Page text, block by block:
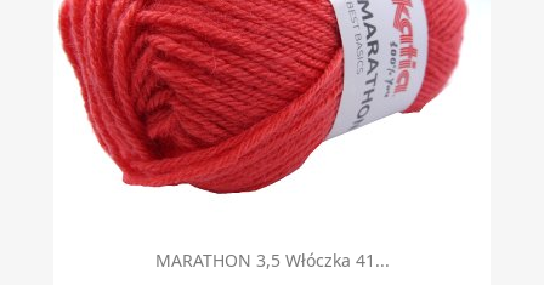
MARATHON 3,5 Włóczka 41...